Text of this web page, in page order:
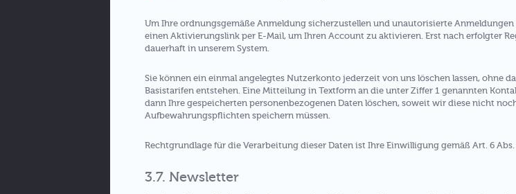
Um Ihre ordnungsgemäße Anmeldung sicherzustellen und unautorisierte
einen Aktivierungslink per E-Mail, um Ihren Account zu aktivieren. Erst nach erfolgter
dauerhaft in unserem System.
Sie können ein einmal angelegtes Nutzerkonto jederzeit von uns löschen lassen, ohne
Basistarifen entstehen. Eine Mitteilung in Textform an die unter Ziffer 1 genannten
dann Ihre gespeicherten personenbezogenen Daten löschen, soweit wir diese nicht
Aufbewahrungspflichten speichern müssen.
Rechtgrundlage für die Verarbeitung dieser Daten ist Ihre Einwilligung gemäß Art. 6 Abs. 1
3.7. Newsletter